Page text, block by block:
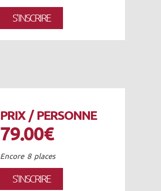
S'INSCRIRE
PRIX / PERSONNE
79.00€
Encore 8 places
S'INSCRIRE